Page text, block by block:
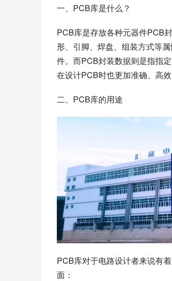
一、PCB库是什么？
PCB库是存放各种元器件PCB
形、引脚、焊盘、组装方式等
件。而PCB封装数据则是指指
在设计PCB时也更加准确、高效
二、PCB库的用途
PCB库对于电路设计者来说有
面：